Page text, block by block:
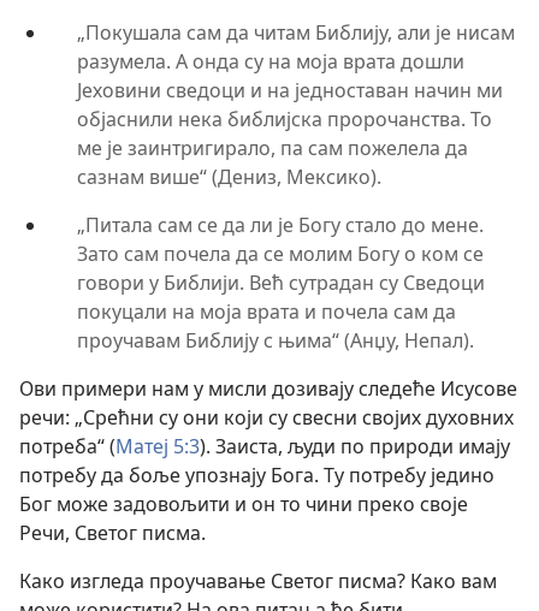
„Покушала сам да читам Библију, али је нисам
разумела. А онда су на моја врата дошли
Јеховини сведоци и на једноставан начин ми
објаснили нека библијска пророчанства. То
ме је заинтригирало, па сам пожелела да
сазнам више“ (Дениз, Мексико).
„Питала сам се да ли је Богу стало до мене.
Зато сам почела да се молим Богу о ком се
говори у Библији. Већ сутрадан су Сведоци
покуцали на моја врата и почела сам да
проучавам Библију с њима“ (Анџу, Непал).
Ови примери нам у мисли дозивају следеће Исусове
речи: „Срећни су они који су свесни својих духовних
потреба“ (Матеј 5:3). Заиста, људи по природи имају
потребу да боље упознају Бога. Ту потребу једино
Бог може задовољити и он то чини преко своје
Речи, Светог писма.
Како изгледа проучавање Светог писма? Како вам